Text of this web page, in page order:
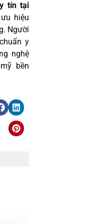
tín tại
hiệu
Người
y
nghệ
bền